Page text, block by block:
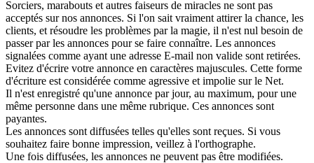
Sorciers, marabouts et autres faiseurs de miracles ne sont pas
acceptés sur nos annonces. Si l'on sait vraiment attirer la chance, les
clients, et résoudre les problèmes par la magie, il n'est nul besoin de
passer par les annonces pour se faire connaître. Les annonces
signalées comme ayant une adresse E-mail non valide sont retirées.
Evitez d'écrire votre annonce en caractères majuscules. Cette forme
d'écriture est considérée comme agressive et impolie sur le Net.
Il n'est enregistré qu'une annonce par jour, au maximum, pour une
même personne dans une même rubrique. Ces annonces sont
payantes.
Les annonces sont diffusées telles qu'elles sont reçues. Si vous
souhaitez faire bonne impression, veillez à l'orthographe.
Une fois diffusées, les annonces ne peuvent pas être modifiées.